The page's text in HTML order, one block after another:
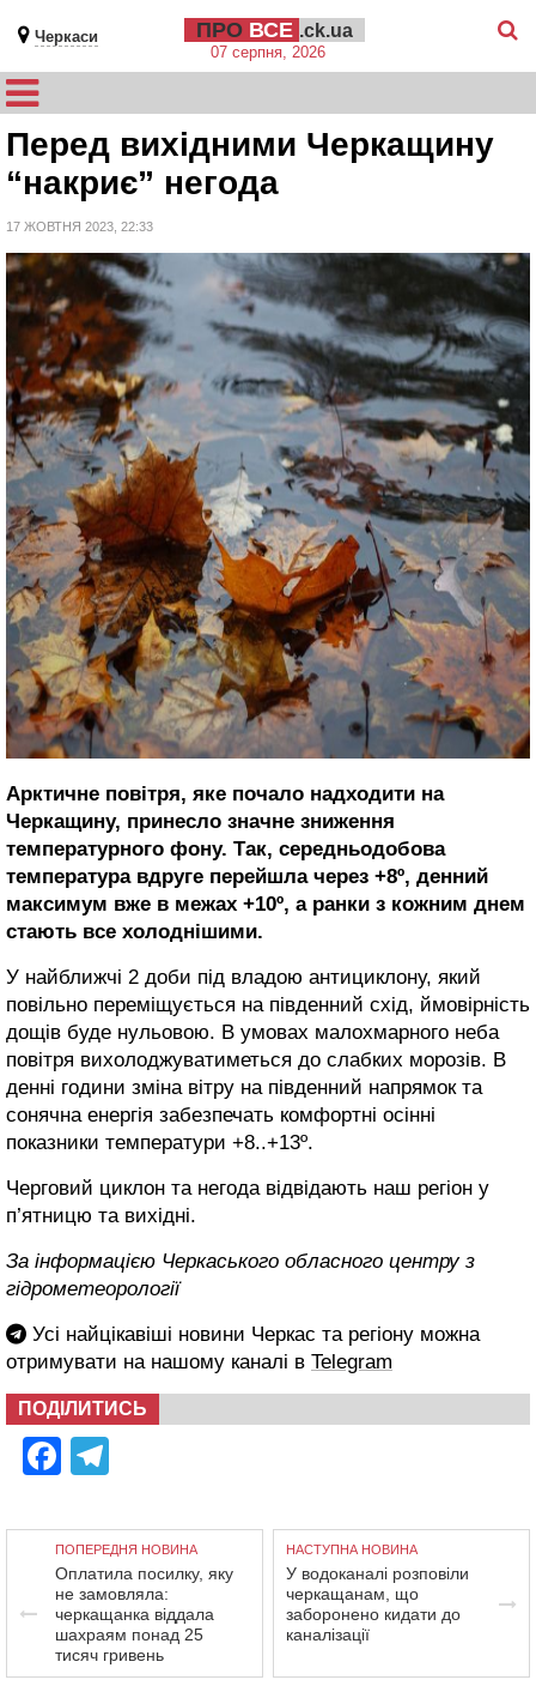
Черкаси ПРО ВСЕ .ck.ua
07 серпня, 2026
Перед вихідними Черкащину
“накриє” негода
17 ЖОВТНЯ 2023, 22:33
Арктичне повітря, яке почало надходити на
Черкащину, принесло значне зниження
температурного фону. Так, середньодобова
температура вдруге перейшла через +8º, денний
максимум вже в межах +10º, а ранки з кожним днем
стають все холоднішими.
У найближчі 2 доби під владою антициклону, який
повільно переміщується на південний схід, ймовірність
дощів буде нульовою. В умовах малохмарного неба
повітря вихолоджуватиметься до слабких морозів. В
денні години зміна вітру на південний напрямок та
сонячна енергія забезпечать комфортні осінні
показники температури +8..+13º.
Черговий циклон та негода відвідають наш регіон у
п’ятницю та вихідні.
За інформацією Черкаського обласного центру з
гідрометеорології
Усі найцікавіші новини Черкас та регіону можна
отримувати на нашому каналі в Telegram
ПОДІЛИТИСЬ
Facebook
ПОПЕРЕДНЯ НОВИНА
Оплатила посилку, яку
не замовляла:
черкащанка віддала
шахраям понад 25
тисяч гривень
НАСТУПНА НОВИНА
У водоканалі розповіли
черкащанам, що
заборонено кидати до
каналізації